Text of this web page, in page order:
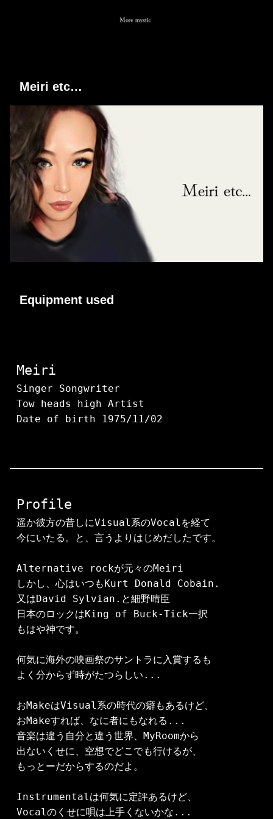
Meiri etc…
Equipment used
Meiri
Singer Songwriter
Tow heads high Artist
Date of birth 1975/11/02
Profile
遥か彼方の昔しにVisual系のVocalを経て
今にいたる。と、言うよりはじめだしたです。
Alternative rockが元々のMeiri
しかし、心はいつもKurt Donald Cobain.
又はDavid Sylvian.と細野晴臣
日本のロックはKing of Buck-Tick一択
もはや神です。
何気に海外の映画祭のサントラに入賞するも
よく分からず時がたつらしい...
おMakeはVisual系の時代の癖もあるけど、
おMakeすれば、なに者にもなれる...
音楽は違う自分と違う世界、MyRoomから
出ないくせに、空想でどこでも行けるが、
もっとーだからするのだよ。
Instrumentalは何気に定評あるけど、
Vocalのくせに唄は上手くないかな...